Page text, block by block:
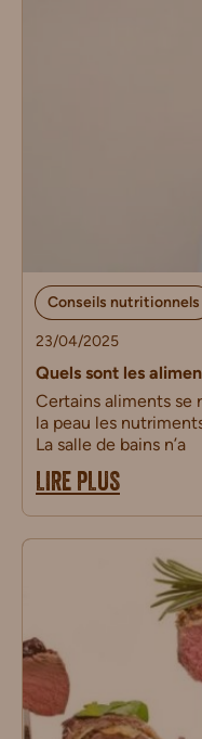
Conseils nutritionnels
23/04/2025
Quels sont les
Certains aliments se
la peau les
La salle de bains n’a
LIRE PLUS